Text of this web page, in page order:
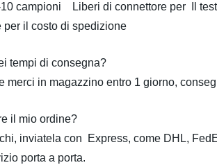
campioni Liberi di connettore per Il
per il costo di spedizione
tempi di consegna?
merci in magazzino entro 1 giorno,
il mio ordine?
inviatela con Express, come DHL,
porta a porta.